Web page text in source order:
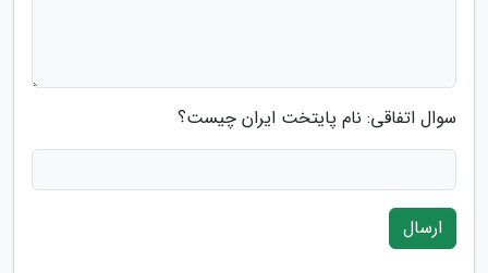
سوال اتفاقی: نام پایتخت ایران چیست؟
ارسال